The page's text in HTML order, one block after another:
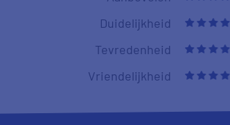
Duidelijkheid
Tevredenheid
Vriendelijkheid